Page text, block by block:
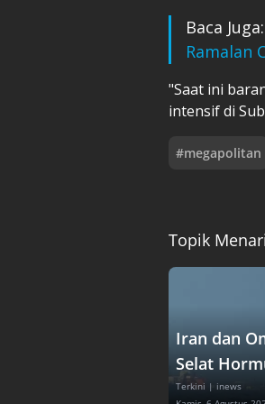
Baca Juga:
Ramalan
"Saat ini
intensif di
#megapolitan
Topik
Iran dan
Selat
Terkini | inews